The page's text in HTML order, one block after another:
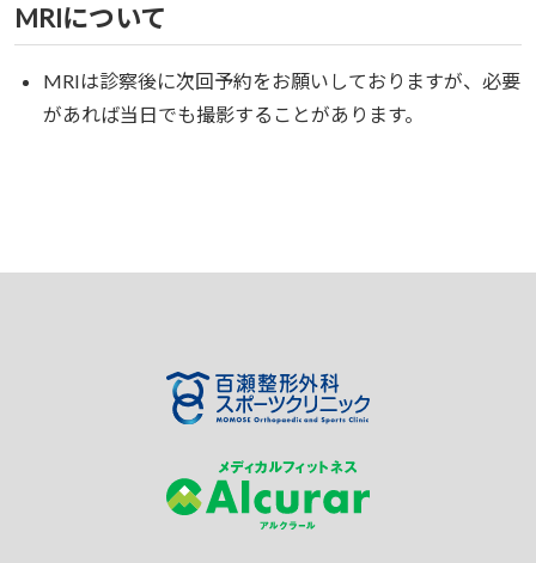
MRIについて
MRIは診察後に次回予約をお願いしておりますが、必要
があれば当日でも撮影することがあります。